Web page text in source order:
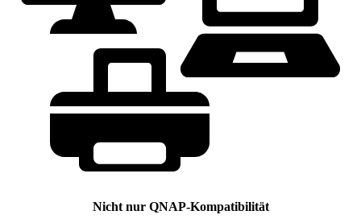
Nicht nur QNAP-Kompatibilität